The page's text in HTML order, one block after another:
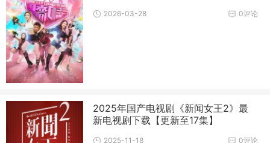
0评论
2026-03-28
2025年国产电视剧《新闻女王2》最
新电视剧下载【更新至17集】
0评论
2025-11-18